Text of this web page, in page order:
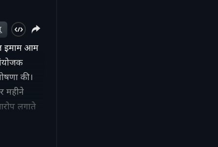
इमाम आम
की।
महीने
लगाते